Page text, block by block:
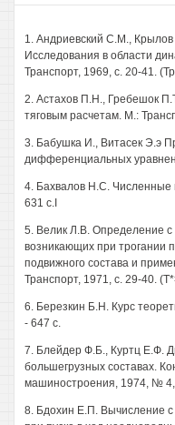
1. Андриевский С.М.,
Исследования в области
Транспорт, 1969, с. 20-41.
2. Астахов П.Н., Гребешок
тяговым расчетам. М.:
3. Бабушка И., Витасек Э.э
дифференциальных
4. Бахвалов Н.С. Численные
631 с.I
5. Велик Л.В. Определение
возникающих при трогании
подвижного состава и
Транспорт, 1971, с. 29-40.
6. Березкин Б.Н. Курс
- 647 с.
7. Блейдер Ф.Б., Куртц Е.Ф.
большегрузных составах.
машиностроения, 1974, № 4,
8. Бдохин Е.П. Вычисление